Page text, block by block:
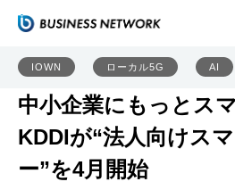
IOWN ローカル5G AI
中小企業にもっとス
KDDIが“法人向けス
ー”を4月開始